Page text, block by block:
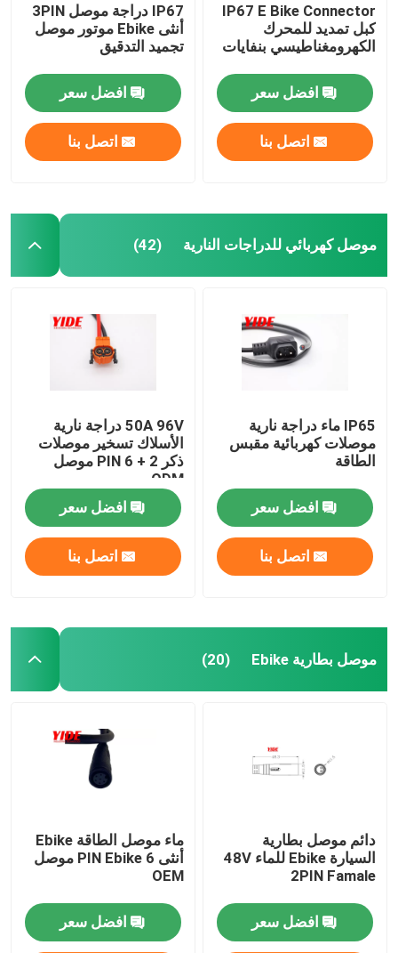
IP67 E Bike Connector
كبل تمديد للمحرك
الكهرومغناطيسي بنفايات
افضل سعر
اتصل بنا
IP67 دراجة موصل 3PIN
أنثى Ebike موتور موصل
تجميد التدقيق
افضل سعر
اتصل بنا
موصل كهربائي للدراجات النارية (42)
IP65 ماء دراجة نارية
موصلات كهربائية مقبس
الطاقة
افضل سعر
اتصل بنا
50A 96V دراجة نارية
الأسلاك تسخير موصلات
ذكر 2 + 6 PIN موصل
ODM
افضل سعر
اتصل بنا
موصل بطارية Ebike (20)
دائم موصل بطارية
السيارة Ebike للماء 48V
2PIN Famale
افضل سعر
ماء موصل الطاقة Ebike
أنثى 6 PIN Ebike موصل
OEM
افضل سعر